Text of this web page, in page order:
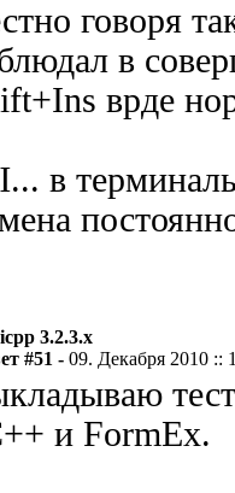
говоря
в
врде
в
3.2.3.x
#51 - 09. Декабря 2010 ::
и FormEx.